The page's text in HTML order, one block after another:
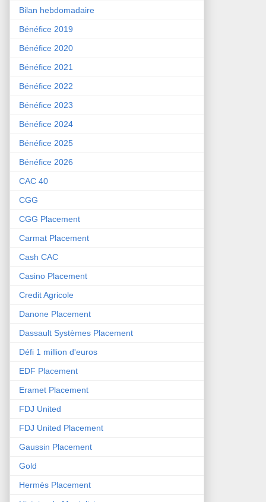
Bilan hebdomadaire
Bénéfice 2019
Bénéfice 2020
Bénéfice 2021
Bénéfice 2022
Bénéfice 2023
Bénéfice 2024
Bénéfice 2025
Bénéfice 2026
CAC 40
CGG
CGG Placement
Carmat Placement
Cash CAC
Casino Placement
Credit Agricole
Danone Placement
Dassault Systèmes Placement
Défi 1 million d'euros
EDF Placement
Eramet Placement
FDJ United
FDJ United Placement
Gaussin Placement
Gold
Hermès Placement